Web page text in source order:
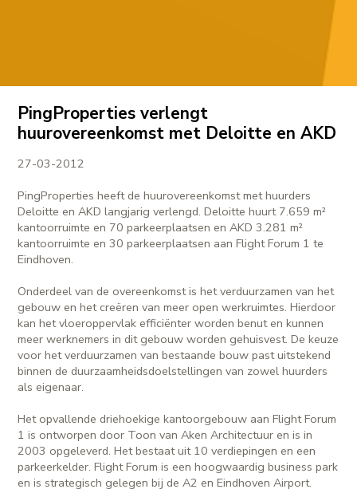
PingProperties verlengt
huurovereenkomst met Deloitte en AKD
27-03-2012
PingProperties heeft de huurovereenkomst met huurders
Deloitte en AKD langjarig verlengd. Deloitte huurt 7.659 m²
kantoorruimte en 70 parkeerplaatsen en AKD 3.281 m²
kantoorruimte en 30 parkeerplaatsen aan Flight Forum 1 te
Eindhoven.
Onderdeel van de overeenkomst is het verduurzamen van het
gebouw en het creëren van meer open werkruimtes. Hierdoor
kan het vloeroppervlak efficiënter worden benut en kunnen
meer werknemers in dit gebouw worden gehuisvest. De keuze
voor het verduurzamen van bestaande bouw past uitstekend
binnen de duurzaamheidsdoelstellingen van zowel huurders
als eigenaar.
Het opvallende driehoekige kantoorgebouw aan Flight Forum
1 is ontworpen door Toon van Aken Architectuur en is in
2003 opgeleverd. Het bestaat uit 10 verdiepingen en een
parkeerkelder. Flight Forum is een hoogwaardig business park
en is strategisch gelegen bij de A2 en Eindhoven Airport.